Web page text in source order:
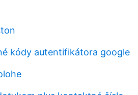
kódy autentifikátora google